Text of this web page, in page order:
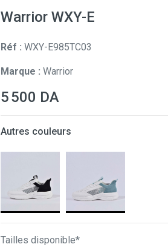
Warrior WXY-E
Réf : WXY-E985TC03
Marque : Warrior
5 500 DA
Autres couleurs
Tailles disponible*